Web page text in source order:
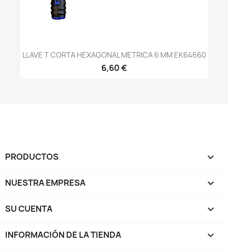
LLAVE T CORTA HEXAGONAL METRICA 6 MM EK64660
6,60 €
PRODUCTOS 
NUESTRA EMPRESA 
SU CUENTA 
INFORMACIÓN DE LA TIENDA keyboard_arrow_down